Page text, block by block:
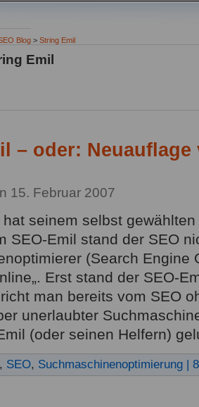
Blog > String Emil
Emil
– oder:
15. Februar 2007
hat seinem selbst
SEO-Emil stand der SEO
(Search Engine
Erst stand der SEO-
man bereits vom SEO
unerlaubter
(oder seinen Helfern)
, SEO, Suchmaschinenoptimierung |